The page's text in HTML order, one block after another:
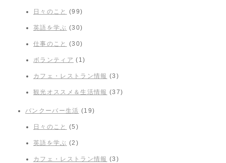
日々のこと (99)
英語を学ぶ (30)
仕事のこと (30)
ボランティア (1)
カフェ・レストラン情報 (3)
観光オススメ＆生活情報 (37)
バンクーバー生活 (19)
日々のこと (5)
英語を学ぶ (2)
カフェ・レストラン情報 (3)